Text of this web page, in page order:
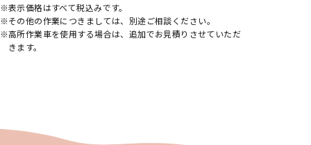
表示価格はすべて税込みです。
その他の作業につきましては、別途ご相談ください。
高所作業車を使用する場合は、追加でお見積りさせていただ
きます。